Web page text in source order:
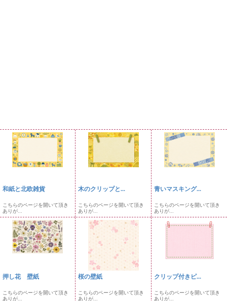
和紙と北欧雑貨
こちらのページを開いて頂き
ありが...
木のクリップと...
こちらのページを開いて頂き
ありが...
青いマスキング...
こちらのページを開いて頂き
ありが...
押し花 壁紙
こちらのページを開いて頂き
ありが...
桜の壁紙
こちらのページを開いて頂き
ありが...
クリップ付きピ...
こちらのページを開いて頂き
ありが...